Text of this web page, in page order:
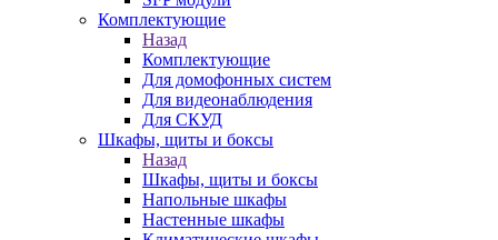
Комплектующие
Назад
Комплектующие
Для домофонных систем
Для видеонаблюдения
Для СКУД
Шкафы, щиты и боксы
Назад
Шкафы, щиты и боксы
Напольные шкафы
Настенные шкафы